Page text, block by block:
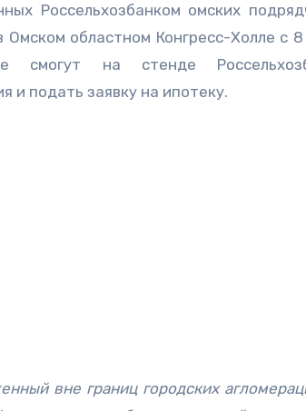
Россельхозбанком омских
областном Конгресс-Холле с 8
на стенде
и подать заявку на ипотеку.
вне границ городских